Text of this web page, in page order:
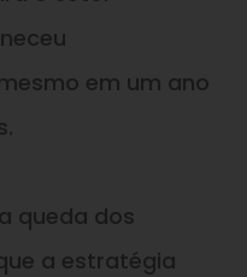
em um ano
queda dos
a estratégia